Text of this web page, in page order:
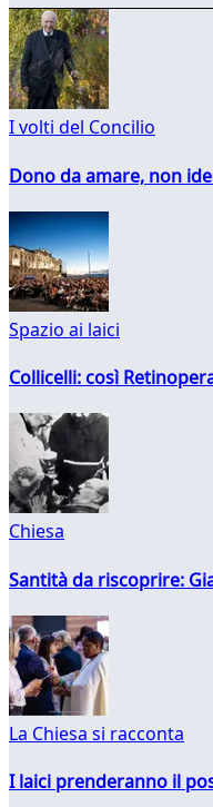
I volti del Concilio
Dono da amare, non
Spazio ai laici
Collicelli: così
Chiesa
Santità da riscoprire:
La Chiesa si racconta
I laici prenderanno il